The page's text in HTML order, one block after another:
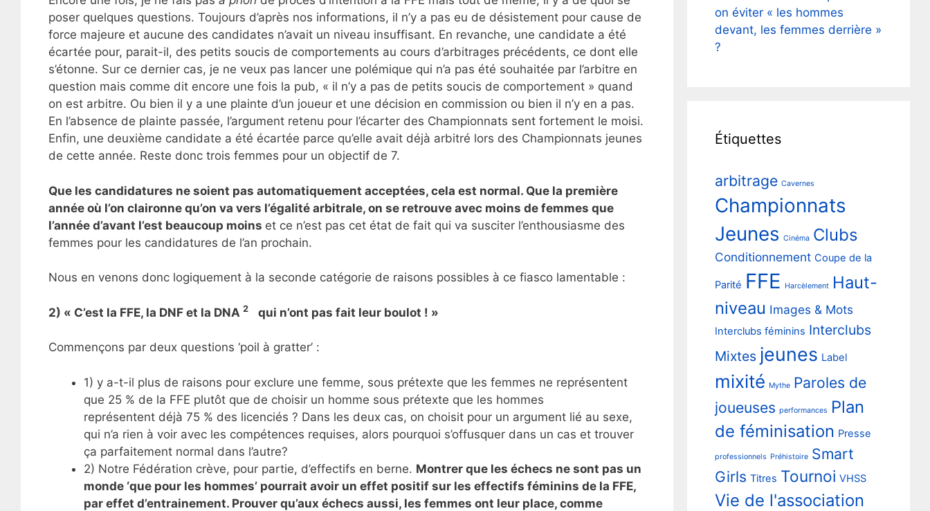
poser quelques questions. Toujours d’après nos informations, il n’y a pas eu de désistement pour cause de
force majeure et aucune des candidates n’avait un niveau insuffisant. En revanche, une candidate a été
écartée pour, parait-il, des petits soucis de comportements au cours d’arbitrages précédents, ce dont elle
s’étonne. Sur ce dernier cas, je ne veux pas lancer une polémique qui n’a pas été souhaitée par l’arbitre en
question mais comme dit encore une fois la pub, « il n’y a pas de petits soucis de comportement » quand
on est arbitre. Ou bien il y a une plainte d’un joueur et une décision en commission ou bien il n’y en a pas.
En l’absence de plainte passée, l’argument retenu pour l’écarter des Championnats sent fortement le moisi.
Enfin, une deuxième candidate a été écartée parce qu’elle avait déjà arbitré lors des Championnats jeunes
de cette année. Reste donc trois femmes pour un objectif de 7.
Que les candidatures ne soient pas automatiquement acceptées, cela est normal. Que la première
année où l’on claironne qu’on va vers l’égalité arbitrale, on se retrouve avec moins de femmes que
l’année d’avant l’est beaucoup moins et ce n’est pas cet état de fait qui va susciter l’enthousiasme des
femmes pour les candidatures de l’an prochain.
Nous en venons donc logiquement à la seconde catégorie de raisons possibles à ce fiasco lamentable :
2) « C’est la FFE, la DNF et la DNA 2 qui n’ont pas fait leur boulot ! »
Commençons par deux questions ‘poil à gratter’ :
1) y a-t-il plus de raisons pour exclure une femme, sous prétexte que les femmes ne représentent
que 25 % de la FFE plutôt que de choisir un homme sous prétexte que les hommes
représentent déjà 75 % des licenciés ? Dans les deux cas, on choisit pour un argument lié au sexe,
qui n’a rien à voir avec les compétences requises, alors pourquoi s’offusquer dans un cas et trouver
ça parfaitement normal dans l’autre?
2) Notre Fédération crève, pour partie, d’effectifs en berne. Montrer que les échecs ne sont pas un
monde ‘que pour les hommes’ pourrait avoir un effet positif sur les effectifs féminins de la FFE,
par effet d’entrainement. Prouver qu’aux échecs aussi, les femmes ont leur place, comme
on éviter « les hommes
devant, les femmes derrière »
?
Étiquettes
arbitrage Cavernes
Championnats
Jeunes Cinéma Clubs
Conditionnement Coupe de la
Parité FFE Harcèlement Haut-
niveau Images & Mots
Interclubs féminins Interclubs
Mixtes jeunes Label
mixité Mythe Paroles de
joueuses performances
Plan
de féminisation Presse
professionnels Préhistoire Smart
Girls Titres Tournoi VHSS
Vie de l'association